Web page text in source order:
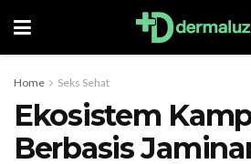
Home Seks Sehat
Ekosistem
Berbasis